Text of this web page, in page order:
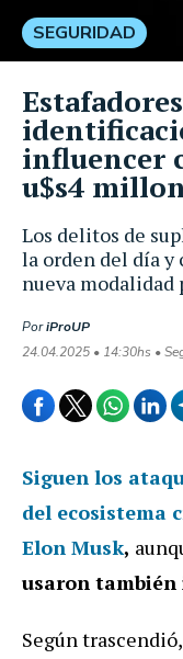
Los delitos de
la orden del día y
nueva modalidad
PoriProUP
24.04.2025 • 14:30hs •
SEGURIDAD
influencer
u$s4
Siguen los
del ecosistema
Elon Musk,
usaron
Según trascendió,